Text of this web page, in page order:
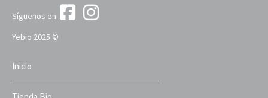
Síguenos en:
Yebio 2025 ©
Inicio